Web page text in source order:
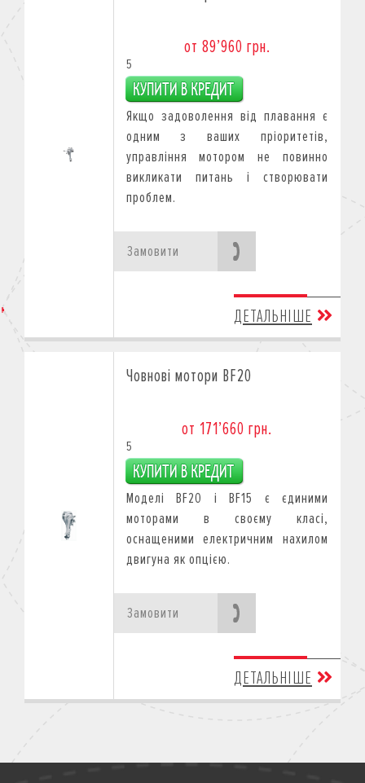
от 89’960 грн.
5
Якщо задоволення від плавання є
одним з ваших пріоритетів,
управління мотором не повинно
викликати питань і створювати
проблем.
Замовити
ДЕТАЛЬНІШЕ
Човнові мотори BF20
от 171’660 грн.
5
Моделі BF20 і BF15 є єдиними
моторами в своєму класі,
оснащеними електричним нахилом
двигуна як опцією.
Замовити
ДЕТАЛЬНІШЕ